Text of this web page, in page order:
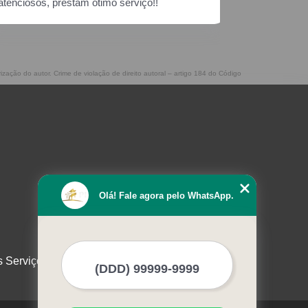
do autor. Crime de violação de direito autoral – artigo 184 do Código
Serviços
Olá! Fale agora pelo WhatsApp.